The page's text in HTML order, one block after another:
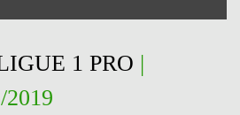
1 PRO |